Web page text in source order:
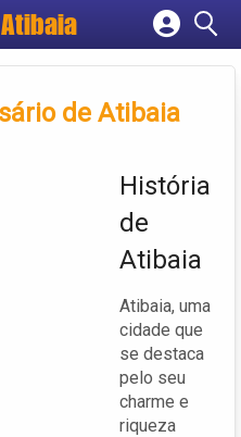
Atibaia
empresa
conta de Atibaia
História
de
Atibaia
Atibaia, uma
cidade que
se destaca
pelo seu
charme e
riqueza